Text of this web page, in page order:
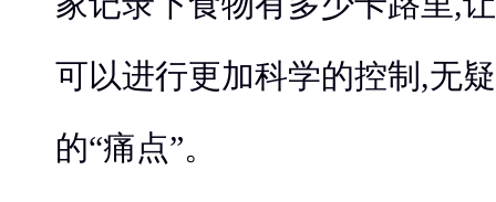
可以进行更加科学的控制,无
的“痛点”。